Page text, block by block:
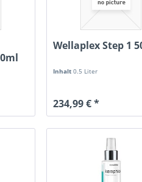
Wellaplex Step 1
Inhalt0.5 Liter
234,99 € *